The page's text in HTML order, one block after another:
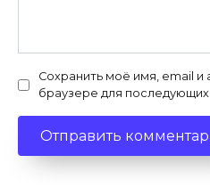
Сохранить моё имя, email и
браузере для